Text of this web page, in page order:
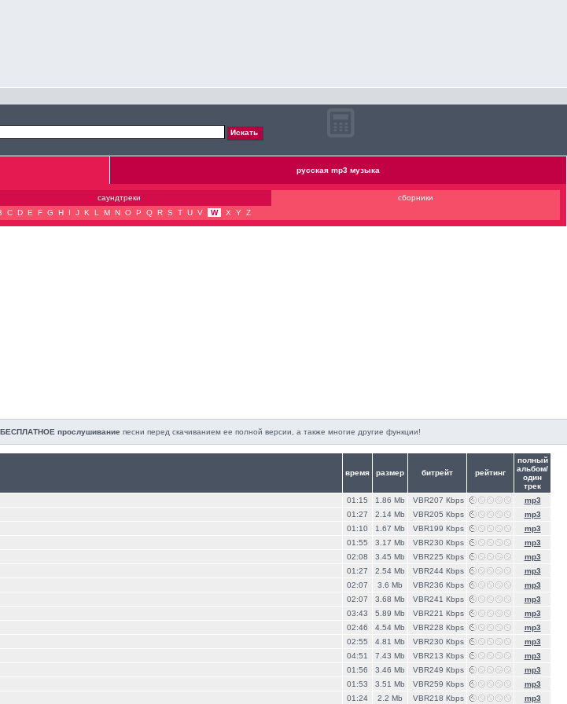
русская mp3 музыка
саундтреки
сборники
C D E F G H I J K L M N O P Q R S T U V W X Y Z
БЕСПЛАТНОЕ прослушивание песни перед cкачиванием ее полной версии, а также многие другие функции!
время размер битрейт рейтинг
полный
альбом/
один
трек
01:15 1.86 Mb VBR207 Кbps
mp3
01:27 2.14 Mb VBR205 Кbps
mp3
01:10 1.67 Mb VBR199 Кbps
mp3
01:55 3.17 Mb VBR230 Кbps
mp3
02:08 3.45 Mb VBR225 Кbps
mp3
01:27 2.54 Mb VBR244 Кbps
mp3
02:07 3.6 Mb VBR236 Кbps
mp3
02:07 3.68 Mb VBR241 Кbps
mp3
03:43 5.89 Mb VBR221 Кbps
mp3
02:46 4.54 Mb VBR228 Кbps
mp3
02:55 4.81 Mb VBR230 Кbps
mp3
04:51 7.43 Mb VBR213 Кbps
mp3
01:56 3.46 Mb VBR249 Кbps
mp3
01:53 3.51 Mb VBR259 Кbps
mp3
01:24 2.2 Mb VBR218 Кbps mp3